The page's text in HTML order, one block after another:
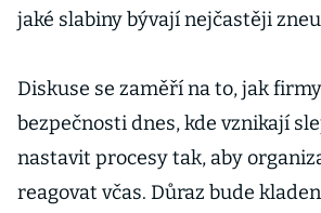
jaké slabiny bývají nejčastěji
Diskuse se zaměří na to, jak
bezpečnosti dnes, kde vznikají
nastavit procesy tak, aby
reagovat včas. Důraz bude